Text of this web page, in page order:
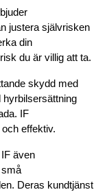
justera självrisken
din
du är villig att ta.
skydd med
hyrbilsersättning
IF
effektiv.
även
Deras kundtjänst